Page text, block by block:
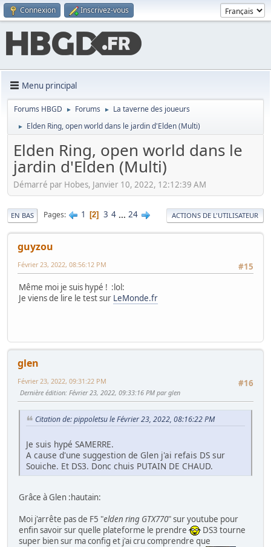
Connexion Inscrivez-vous
Menu principal
Forums HBGD ► Forums ► La taverne des joueurs
► Elden Ring, open world dans le jardin d'Elden (Multi)
Elden Ring, open world dans le
jardin d'Elden (Multi)
Démarré par Hobes, Janvier 10, 2022, 12:12:39 AM
EN BAS Pages 1 2 3 4 ... 24 ACTIONS DE L'UTILISATEUR
guyzou
#15
Février 23, 2022, 08:56:12 PM
Même moi je suis hypé ! :lol:
Je viens de lire le test sur LeMonde.fr
glen
#16
Février 23, 2022, 09:31:22 PM
Dernière édition: Février 23, 2022, 09:33:16 PM par glen
Citation de: pippoletsu le Février 23, 2022, 08:16:22 PM
Je suis hypé SAMERRE.
A cause d'une suggestion de Glen j'ai refais DS sur
Souiche. Et DS3. Donc chuis PUTAIN DE CHAUD.
Grâce à Glen :hautain:
Moi j'arrête pas de F5 "elden ring GTX770" sur youtube pour
enfin savoir sur quelle plateforme le prendre
DS3 tourne
super bien sur ma config et j'ai cru comprendre que